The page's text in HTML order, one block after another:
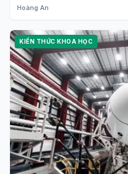
Hoàng An
KIẾN THỨC KHOA HỌC